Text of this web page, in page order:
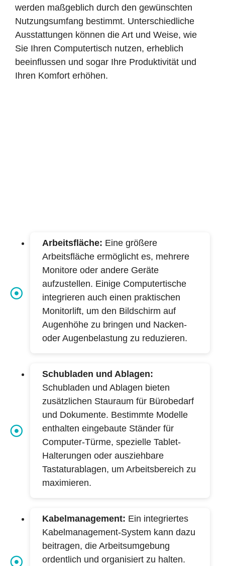
werden maßgeblich durch den gewünschten
Nutzungsumfang bestimmt. Unterschiedliche
Ausstattungen können die Art und Weise, wie
Sie Ihren Computertisch nutzen, erheblich
beeinflussen und sogar Ihre Produktivität und
Ihren Komfort erhöhen.
Arbeitsfläche: Eine größere
Arbeitsfläche ermöglicht es, mehrere
Monitore oder andere Geräte
aufzustellen. Einige Computertische
integrieren auch einen praktischen
Monitorlift, um den Bildschirm auf
Augenhöhe zu bringen und Nacken-
oder Augenbelastung zu reduzieren.
Schubladen und Ablagen:
Schubladen und Ablagen bieten
zusätzlichen Stauraum für Bürobedarf
und Dokumente. Bestimmte Modelle
enthalten eingebaute Ständer für
Computer-Türme, spezielle Tablet-
Halterungen oder ausziehbare
Tastaturablagen, um Arbeitsbereich zu
maximieren.
Kabelmanagement: Ein integriertes
Kabelmanagement-System kann dazu
beitragen, die Arbeitsumgebung
ordentlich und organisiert zu halten.